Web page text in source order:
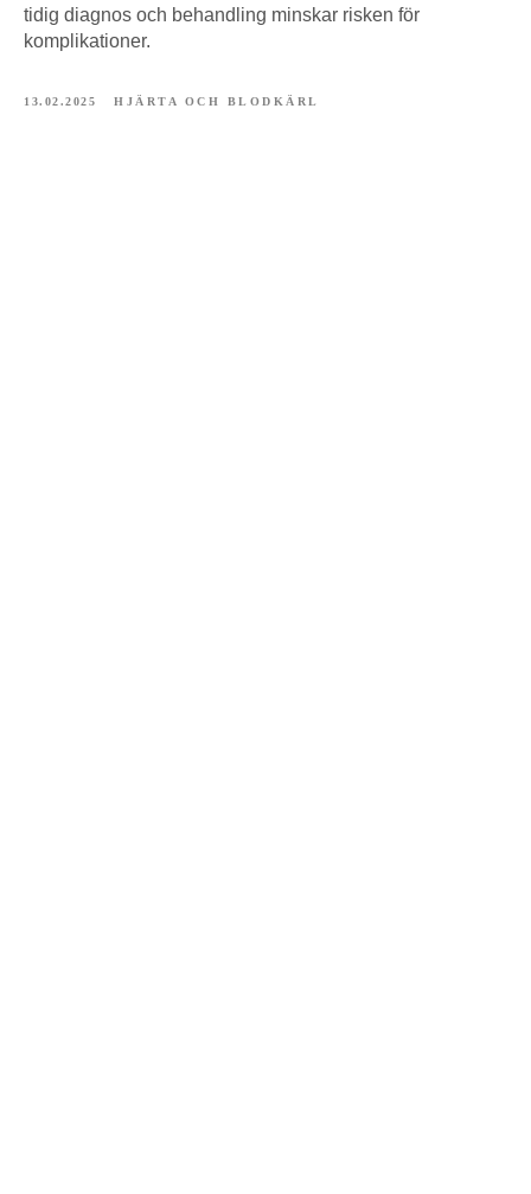
tidig diagnos och behandling minskar risken för
komplikationer.
13.02.2025 HJÄRTA OCH BLODKÄRL